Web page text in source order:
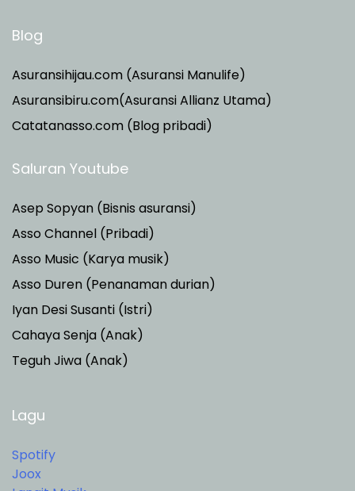
Blog
Asuransihijau.com (Asuransi Manulife)
Asuransibiru.com(Asuransi Allianz Utama)
Catatanasso.com (Blog pribadi)
Saluran Youtube
Asep Sopyan (Bisnis asuransi)
Asso Channel (Pribadi)
Asso Music (Karya musik)
Asso Duren (Penanaman durian)
Iyan Desi Susanti (Istri)
Cahaya Senja (Anak)
Teguh Jiwa (Anak)
Lagu
Spotify
Joox